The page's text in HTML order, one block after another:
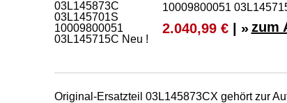
10009800051
2.040,99 €| » zum
Original-Ersatzteil 03L145873CX gehört zur